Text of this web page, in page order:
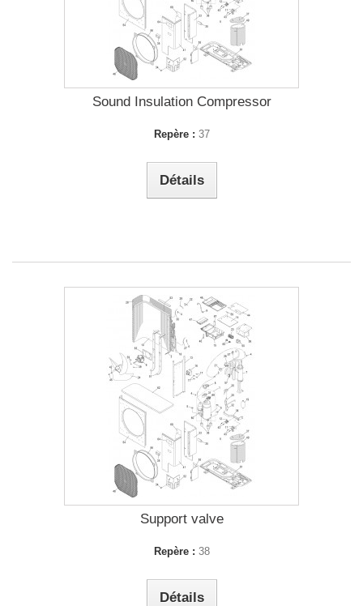
Sound Insulation Compressor
Repère : 37
Détails
Support valve
Repère : 38
Détails